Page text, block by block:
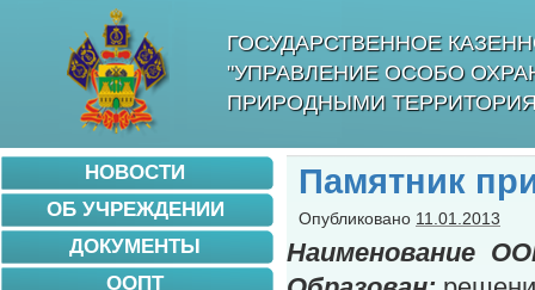
ГОСУДАРСТВЕННОЕ
"УПРАВЛЕНИЕ ОСОБО
ПРИРОДНЫМИ
Памятник
Опубликовано 11.01.2013
Наименование
НОВОСТИ
ОБ УЧРЕЖДЕНИИ
ДОКУМЕНТЫ
ООПТ